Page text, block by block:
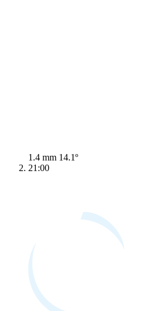
1.4 mm 14.1º
21:00